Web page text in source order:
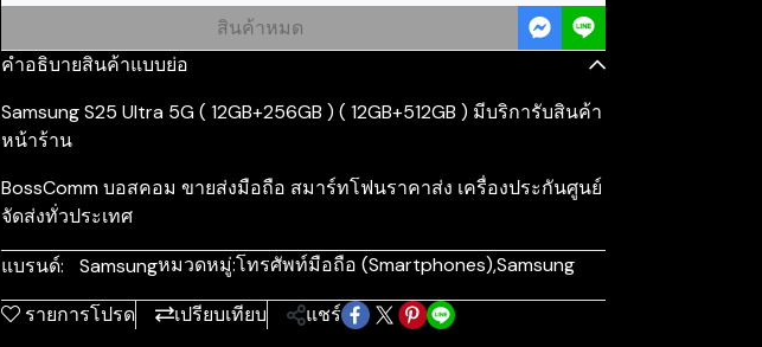
สินค้าหมด
คำอธิบายสินค้าแบบย่อ
Samsung S25 Ultra 5G ( 12GB+256GB ) ( 12GB+512GB ) มีบริการับสินค้า
หน้าร้าน
BossComm บอสคอม ขายส่งมือถือ สมาร์ทโฟนราคาส่ง เครื่องประกันศูนย์
จัดส่งทั่วประเทศ
แบรนด์:
Samsungหมวดหมู่:โทรศัพท์มือถือ (Smartphones),Samsung
รายการโปรด
เปรียบเทียบ แชร์